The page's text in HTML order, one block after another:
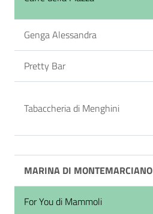
Genga Alessandra
Pretty Bar
Tabaccheria di Menghini
MARINA DI MONTEMARCIANO
For You di Mammoli